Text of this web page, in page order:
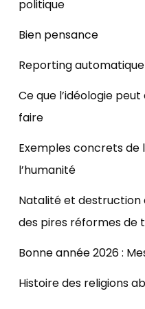
politique
Bien pensance
Reporting automatique
Ce que l’idéologie
faire
Exemples concrets de
l’humanité
Natalité et destruction
des pires réformes de
Bonne année 2026 :
Histoire des religions